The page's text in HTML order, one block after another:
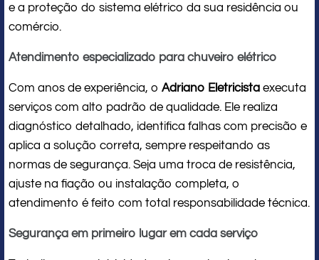
e a proteção do sistema elétrico da sua residência ou
comércio.
Atendimento especializado para chuveiro elétrico
Com anos de experiência, o Adriano Eletricista executa
serviços com alto padrão de qualidade. Ele realiza
diagnóstico detalhado, identifica falhas com precisão e
aplica a solução correta, sempre respeitando as
normas de segurança. Seja uma troca de resistência,
ajuste na fiação ou instalação completa, o
atendimento é feito com total responsabilidade técnica.
Segurança em primeiro lugar em cada serviço